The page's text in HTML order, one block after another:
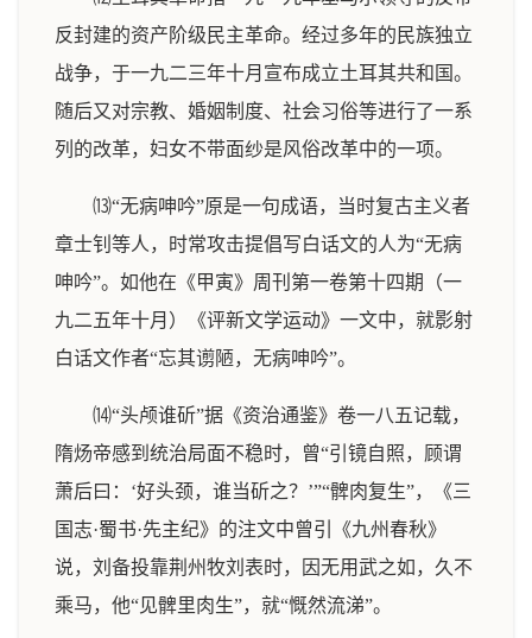
反封建的资产阶级民主革命。经过多年的民族独立
战争，于一九二三年十月宣布成立土耳其共和国。
随后又对宗教、婚姻制度、社会习俗等进行了一系
列的改革，妇女不带面纱是风俗改革中的一项。
⒀“无病呻吟”原是一句成语，当时复古主义者
章士钊等人，时常攻击提倡写白话文的人为“无病
呻吟”。如他在《甲寅》周刊第一卷第十四期（一
九二五年十月）《评新文学运动》一文中，就影射
白话文作者“忘其谫陋，无病呻吟”。
⒁“头颅谁斫”据《资治通鉴》卷一八五记载，
隋炀帝感到统治局面不稳时，曾“引镜自照，顾谓
萧后曰：‘好头颈，谁当斫之？’”“髀肉复生”，《三
国志·蜀书·先主纪》的注文中曾引《九州春秋》
说，刘备投靠荆州牧刘表时，因无用武之如，久不
乘马，他“见髀里肉生”，就“慨然流涕”。